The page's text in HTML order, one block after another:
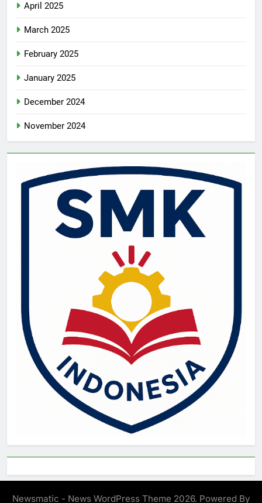
April 2025
March 2025
February 2025
January 2025
December 2024
November 2024
Newsmatic - News WordPress Theme 2026. Powered By